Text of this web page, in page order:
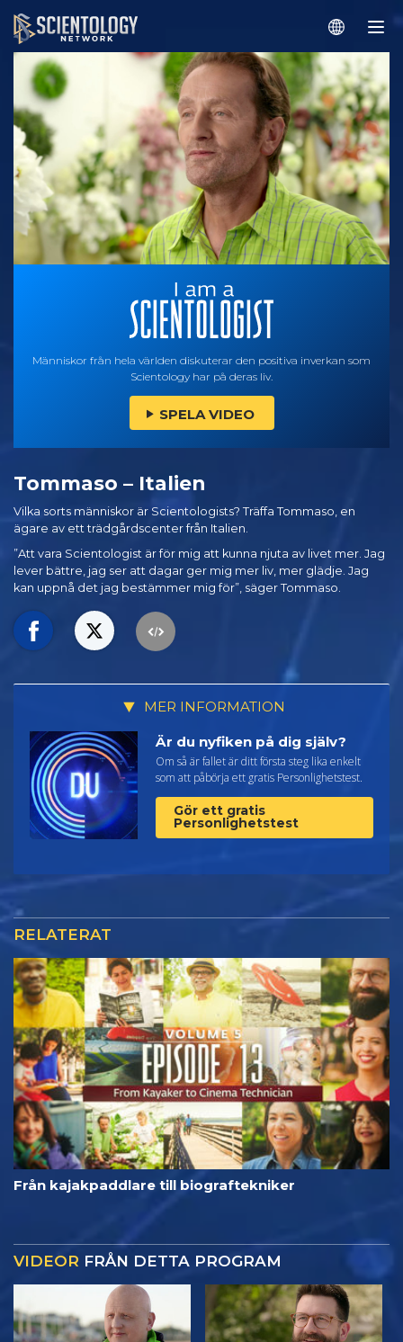
Människor från hela världen diskuterar den positiva inverkan som
Scientology har på deras liv.
SPELA VIDEO
Tommaso – Italien
Vilka sorts människor är Scientologists? Träffa Tommaso, en
ägare av ett trädgårdscenter från Italien.
”Att vara Scientologist är för mig att kunna njuta av livet mer. Jag
lever bättre, jag ser att dagar ger mig mer liv, mer glädje. Jag
kan uppnå det jag bestämmer mig för”, säger Tommaso.
MER INFORMATION
Är du nyfiken på dig själv?
Om så är fallet är ditt första steg lika enkelt
som att påbörja ett gratis Personlighetstest.
Gör ett gratis
Personlighetstest
RELATERAT
Från kajakpaddlare till biograftekniker
VIDEOR FRÅN DETTA PROGRAM